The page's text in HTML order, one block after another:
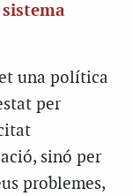
una política
per
sinó per
problemes,